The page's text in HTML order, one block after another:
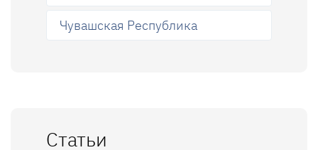
Чувашская Республика
Статьи